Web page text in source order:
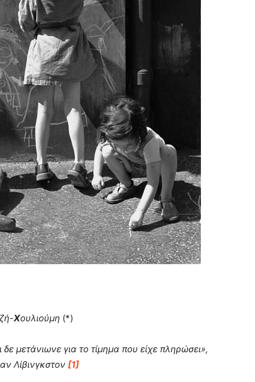
Χουλιούμη (*)
δε μετάνιωνε για το τίμημα που είχε
Λίβινγκστον [1]